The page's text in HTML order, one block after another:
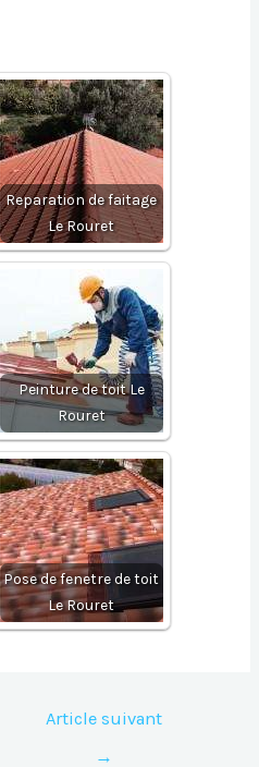
Reparation de faitage
Le Rouret
Peinture de toit Le
Rouret
Pose de fenetre de toit
Le Rouret
Article suivant
→